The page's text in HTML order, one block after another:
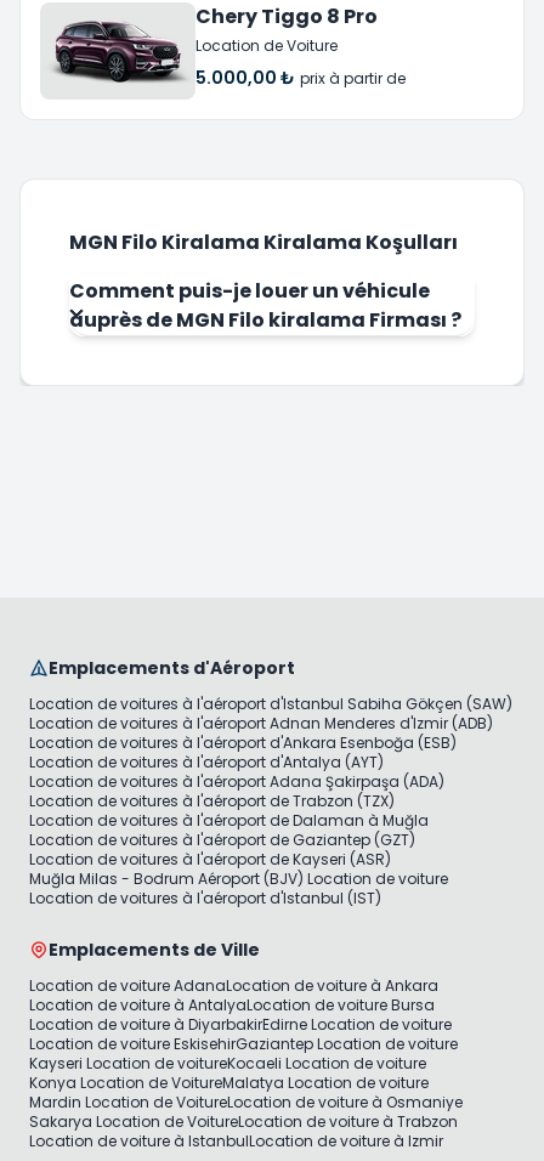
Chery Tiggo 8 Pro
Location de Voiture
5.000,00 ₺ prix à partir de
MGN Filo Kiralama Kiralama Koşulları
Comment puis-je louer un véhicule
auprès de MGN Filo kiralama Firması ?
Emplacements d'Aéroport
Location de voitures à l'aéroport d'Istanbul Sabiha Gökçen (SAW)
Location de voitures à l'aéroport Adnan Menderes d'Izmir (ADB)
Location de voitures à l'aéroport d'Ankara Esenboğa (ESB)
Location de voitures à l'aéroport d'Antalya (AYT)
Location de voitures à l'aéroport Adana Şakirpaşa (ADA)
Location de voitures à l'aéroport de Trabzon (TZX)
Location de voitures à l'aéroport de Dalaman à Muğla
Location de voitures à l'aéroport de Gaziantep (GZT)
Location de voitures à l'aéroport de Kayseri (ASR)
Muğla Milas - Bodrum Aéroport (BJV) Location de voiture
Location de voitures à l'aéroport d'Istanbul (IST)
Emplacements de Ville
Location de voiture AdanaLocation de voiture à Ankara
Location de voiture à AntalyaLocation de voiture Bursa
Location de voiture à DiyarbakirEdirne Location de voiture
Location de voiture EskisehirGaziantep Location de voiture
Kayseri Location de voitureKocaeli Location de voiture
Konya Location de VoitureMalatya Location de voiture
Mardin Location de VoitureLocation de voiture à Osmaniye
Sakarya Location de VoitureLocation de voiture à Trabzon
Location de voiture à IstanbulLocation de voiture à Izmir